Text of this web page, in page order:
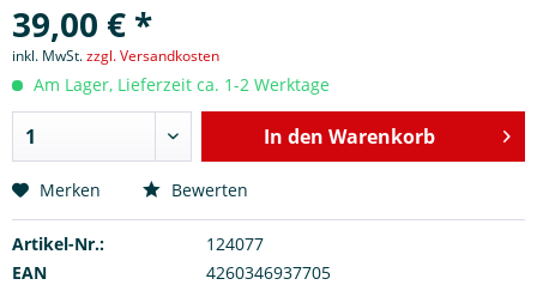
39,00 € *
inkl. MwSt.zzgl. Versandkosten
Am Lager, Lieferzeit ca. 1-2 Werktage
In den Warenkorb
Merken Bewerten
Artikel-Nr.:
124077
EAN
4260346937705